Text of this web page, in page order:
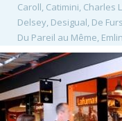
Caroll, Catimini, Charles
Delsey, Desigual, De
Du Pareil au Même,
Hardrige, Haribo,
Jerem, Kaporal, Karl
Levi's, Le Coq Sportif,
Le Phare de la Baleine,
L'Oreal, Mariner, Mât